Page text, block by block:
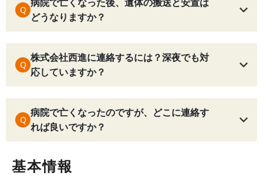
Q
どうなりますか？
Q
株式会社西進に連絡するには？深夜でも対
応していますか？
Q
病院で亡くなったのですが、どこに連絡す
れば良いですか？
基本情報